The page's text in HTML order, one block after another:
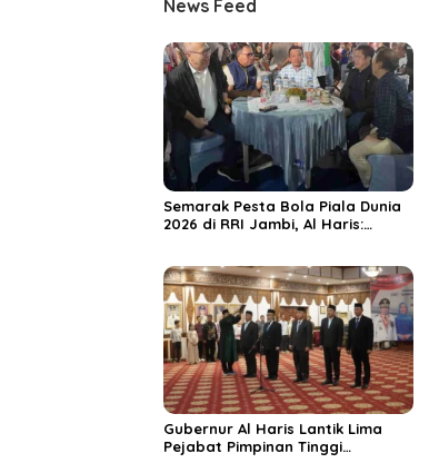
News Feed
Semarak Pesta Bola Piala Dunia
2026 di RRI Jambi, Al Haris:
Gubernur Al Haris Lantik Lima
Pejabat Pimpinan Tinggi